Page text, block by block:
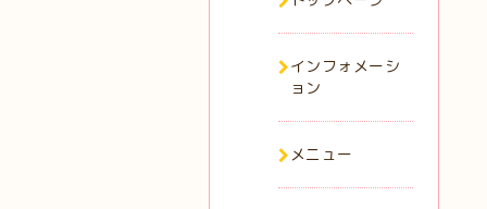
インフォメーシ
ョン
メニュー